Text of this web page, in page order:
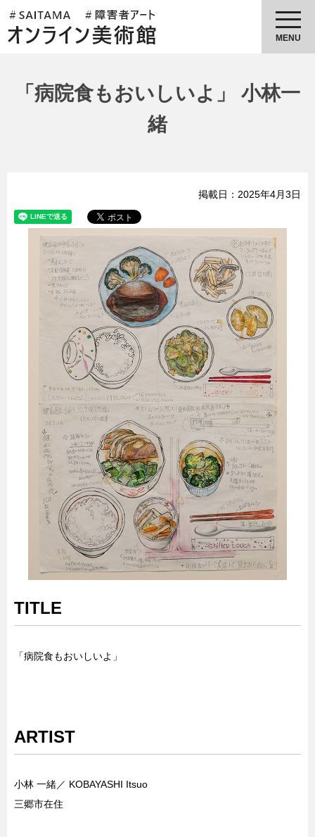
埼玉県障害者アートオンライン美
術館
MENU
「病院食もおいしいよ」 小林一
緒
掲載日：2025年4月3日
TITLE
「病院食もおいしいよ」
ARTIST
小林 一緒／ KOBAYASHI Itsuo
三郷市在住